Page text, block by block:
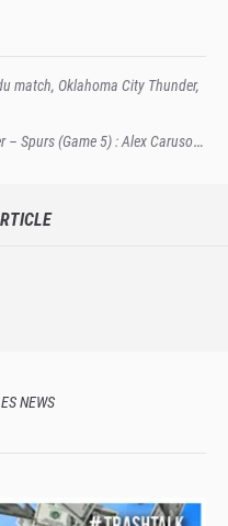
– Spurs (Game 5) : Alex Caruso
match, Oklahoma City Thunder,
NEWS